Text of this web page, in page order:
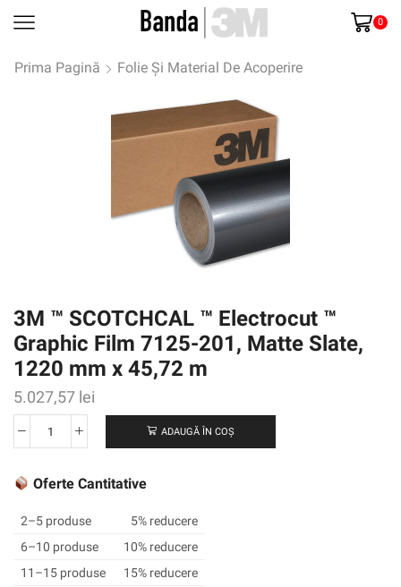
0
Prima Pagină Folie Și Material De Acoperire
3M ™ SCOTCHCAL ™ Electrocut ™
Graphic Film 7125-201, Matte Slate,
1220 mm x 45,72 m
5.027,57 lei
Cantitate
™
™
Electrocut
™
Graphic
ADAUGĂ ÎN COȘ
Oferte Cantitative
2–5 produse
5% reducere
6–10 produse
10% reducere
11–15 produse
15% reducere